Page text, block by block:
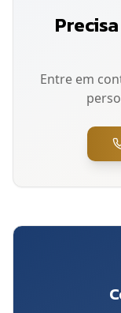
Entre em